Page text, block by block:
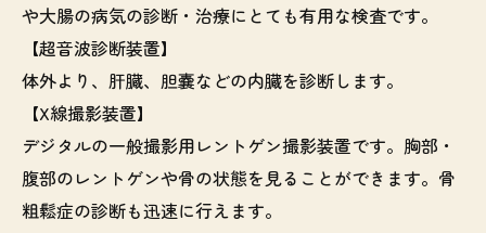
や大腸の病気の診断・治療にとても有用な検査です。
【超音波診断装置】
体外より、肝臓、胆嚢などの内臓を診断します。
【X線撮影装置】
デジタルの一般撮影用レントゲン撮影装置です。胸部・
腹部のレントゲンや骨の状態を見ることができます。骨
粗鬆症の診断も迅速に行えます。